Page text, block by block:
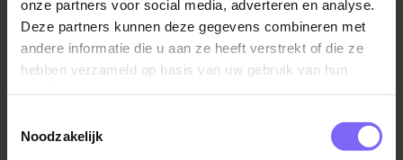
onze partners voor social media, adverteren en analyse.
Deze partners kunnen deze gegevens combineren met
andere informatie die u aan ze heeft verstrekt of die ze
hebben verzameld op basis van uw gebruik van hun
Noodzakelijk
voor de ideale
vacaturematch!